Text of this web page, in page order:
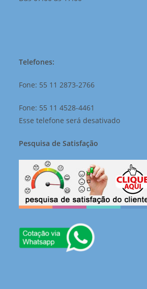
Telefones:
Fone: 55 11 2873-2766
Fone: 55 11 4528-4461
Esse telefone será desativado
Pesquisa de Satisfação